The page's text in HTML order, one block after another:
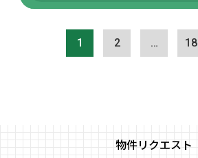
1 2 … 18
物件リクエスト